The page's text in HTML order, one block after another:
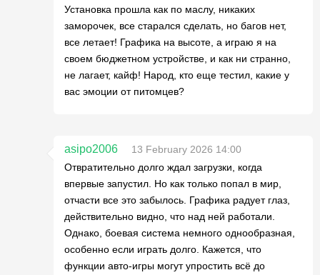
Установка прошла как по маслу, никаких
заморочек, все старался сделать, но багов нет,
все летает! Графика на высоте, а играю я на
своем бюджетном устройстве, и как ни странно,
не лагает, кайф! Народ, кто еще тестил, какие у
вас эмоции от питомцев?
asipo2006
13 February 2026 14:00
Отвратительно долго ждал загрузки, когда
впервые запустил. Но как только попал в мир,
отчасти все это забылось. Графика радует глаз,
действительно видно, что над ней работали.
Однако, боевая система немного однообразная,
особенно если играть долго. Кажется, что
функции авто-игры могут упростить всё до